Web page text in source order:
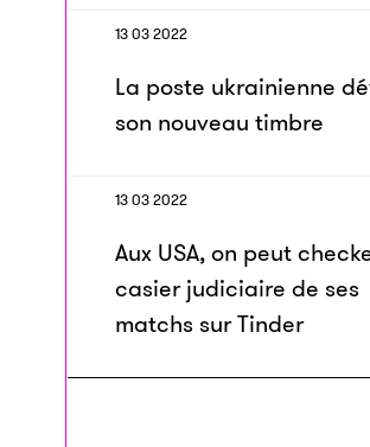
13 03 2022
La poste ukrainienne
son nouveau timbre
13 03 2022
Aux USA, on peut
casier judiciaire de ses
matchs sur Tinder